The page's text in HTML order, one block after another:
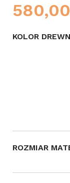
KOLOR
ROZMIAR